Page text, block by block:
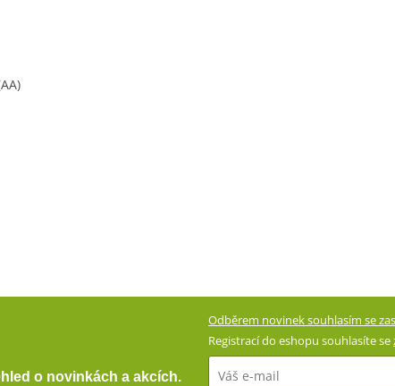
o novinkách a akcích.
Odběrem novinek souhlasím se
Registrací do eshopu souhlasíte se